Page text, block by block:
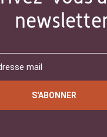
S'ABONNER